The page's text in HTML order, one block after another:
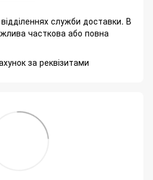
служби доставки. В
часткова або повна
за реквізитами